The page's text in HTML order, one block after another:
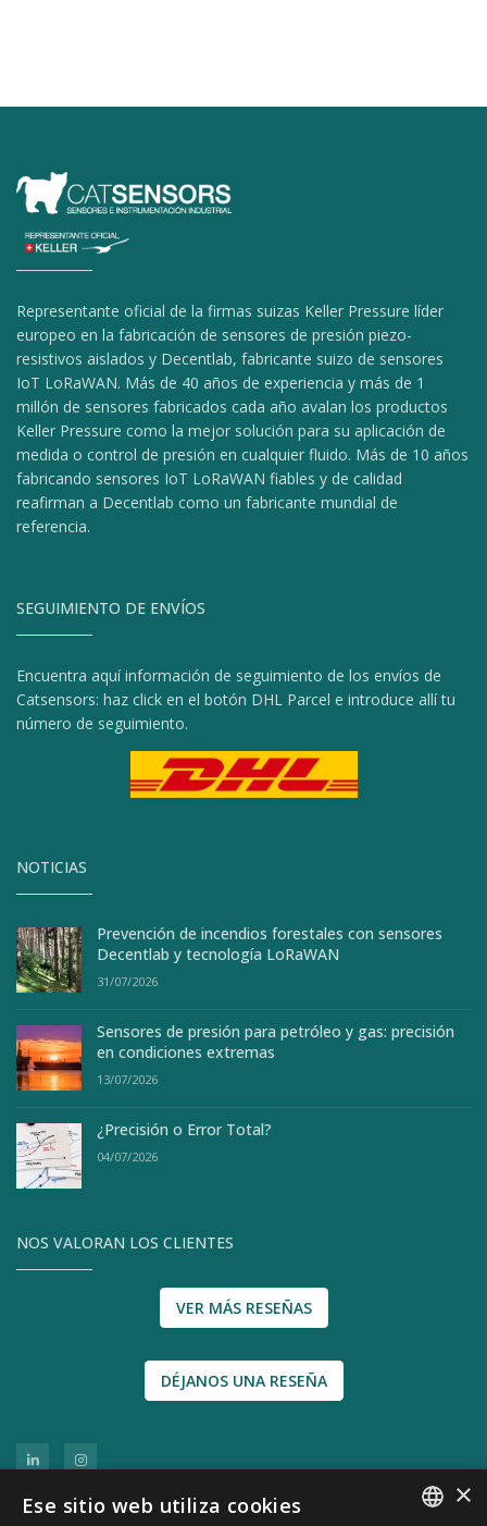
Representante oficial de la firmas suizas Keller Pressure líder
europeo en la fabricación de sensores de presión piezo-
resistivos aislados y Decentlab, fabricante suizo de sensores
IoT LoRaWAN. Más de 40 años de experiencia y más de 1
millón de sensores fabricados cada año avalan los productos
Keller Pressure como la mejor solución para su aplicación de
medida o control de presión en cualquier fluido. Más de 10 años
fabricando sensores IoT LoRaWAN fiables y de calidad
reafirman a Decentlab como un fabricante mundial de
referencia.
SEGUIMIENTO DE ENVÍOS
Encuentra aquí información de seguimiento de los envíos de
Catsensors: haz click en el botón DHL Parcel e introduce allí tu
número de seguimiento.
NOTICIAS
Prevención de incendios forestales con sensores
Decentlab y tecnología LoRaWAN
31/07/2026
Sensores de presión para petróleo y gas: precisión
en condiciones extremas
13/07/2026
¿Precisión o Error Total?
04/07/2026
NOS VALORAN LOS CLIENTES
VER MÁS RESEÑAS
DÉJANOS UNA RESEÑA
×
Ese sitio web utiliza cookies